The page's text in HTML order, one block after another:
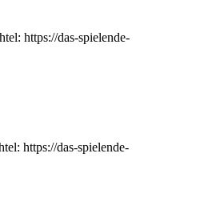
https://das-spielende-
https://das-spielende-